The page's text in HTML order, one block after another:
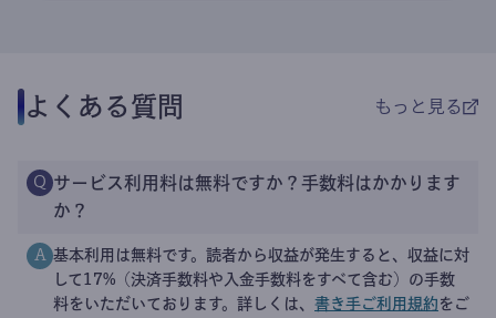
よくある質問 もっと見る
Q サービス利用料は無料ですか？手数料はかかります
か？
A 基本利用は無料です。読者から収益が発生すると、収益に対
して17%（決済手数料や入金手数料をすべて含む）の手数
料をいただいております。詳しくは、 書き手ご利用規約 をご